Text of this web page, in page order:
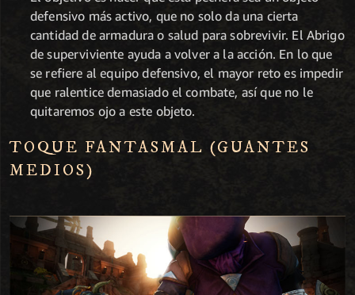
defensivo más activo, que no solo da una cierta
cantidad de armadura o salud para sobrevivir. El Abrigo
de superviviente ayuda a volver a la acción. En lo que
se refiere al equipo defensivo, el mayor reto es impedir
que ralentice demasiado el combate, así que no le
quitaremos ojo a este objeto.
TOQUE FANTASMAL (GUANTES
MEDIOS)